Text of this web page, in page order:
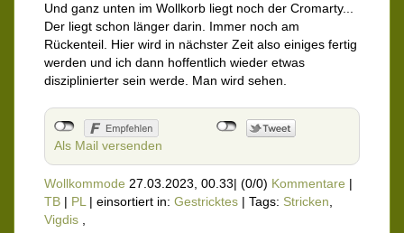
Und ganz unten im Wollkorb liegt noch der Cromarty...
Der liegt schon länger darin. Immer noch am
Rückenteil. Hier wird in nächster Zeit also einiges fertig
werden und ich dann hoffentlich wieder etwas
disziplinierter sein werde. Man wird sehen.
Als Mail versenden
Wollkommode 27.03.2023, 00.33| (0/0) Kommentare |
TB | PL| einsortiert in: Gestricktes | Tags: Stricken,
Vigdis ,